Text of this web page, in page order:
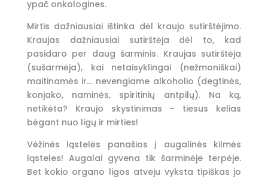
ypač onkologines.
Mirtis dažniausiai ištinka dėl kraujo sutirštėjimo.
Kraujas dažniausiai sutirštėja dėl to, kad
pasidaro per daug šarminis. Kraujas sutirštėja
(sušarmėja), kai netaisyklingai (nežmoniškai)
maitinamės ir… nevengiame alkoholio (degtinės,
konjako, naminės, spiritinių antpilų). Na ką,
netikėta? Kraujo skystinimas – tiesus kelias
bėgant nuo ligų ir mirties!
Vėžinės ląstelės panašios į augalinės kilmės
ląsteles! Augalai gyvena tik šarminėje terpėje.
Bet kokio organo ligos atveju vyksta tipiškas jo